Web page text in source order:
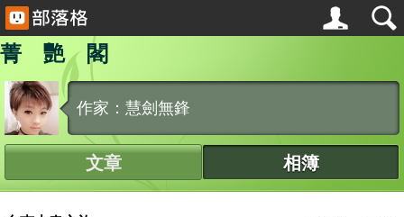
菁 艷 閣
作家：慧劍無鋒
文章 相簿